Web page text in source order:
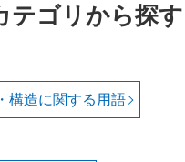
テゴリから探す
構造に関する用語